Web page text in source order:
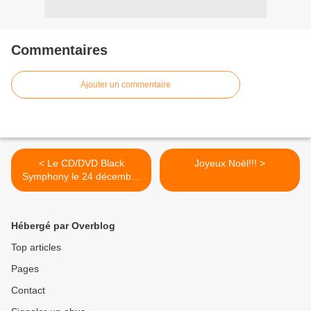
Commentaires
Ajouter un commentaire
< Le CD/DVD Black
Symphony le 24 décembre
2008 au Japon
Joyeux Noël!!! >
Hébergé par Overblog
Top articles
Pages
Contact